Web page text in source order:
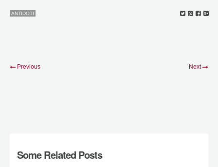
ANTIDOTI
Previous Next
Some Related Posts